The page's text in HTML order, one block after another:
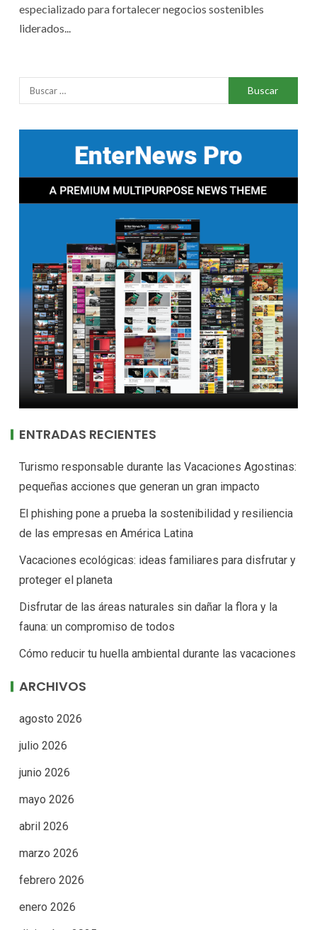
especializado para fortalecer negocios sostenibles
liderados...
ENTRADAS RECIENTES
Turismo responsable durante las Vacaciones Agostinas:
pequeñas acciones que generan un gran impacto
El phishing pone a prueba la sostenibilidad y resiliencia
de las empresas en América Latina
Vacaciones ecológicas: ideas familiares para disfrutar y
proteger el planeta
Disfrutar de las áreas naturales sin dañar la flora y la
fauna: un compromiso de todos
Cómo reducir tu huella ambiental durante las vacaciones
ARCHIVOS
agosto 2026
julio 2026
junio 2026
mayo 2026
abril 2026
marzo 2026
febrero 2026
enero 2026